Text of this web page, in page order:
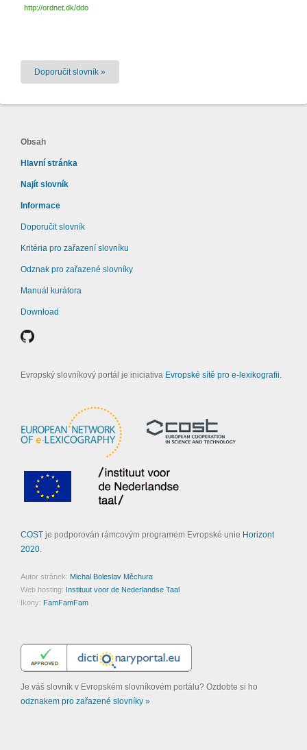
http://ordnet.dk/ddo
Doporučit slovník »
Obsah
Hlavní stránka
Najít slovník
Informace
Doporučit slovník
Kritéria pro zařazení slovníku
Odznak pro zařazené slovníky
Manuál kurátora
Download
Evropský slovníkový portál je iniciativa Evropské sítě pro e-lexikografii.
COSTje podporován rámcovým programem Evropské unie Horizont
2020.
Autor stránek: Michal Boleslav Měchura
Web hosting: Instituut voor de Nederlandse Taal
Ikony: FamFamFam
Je váš slovník v Evropském slovníkovém portálu? Ozdobte si ho
odznakem pro zařazené slovníky »